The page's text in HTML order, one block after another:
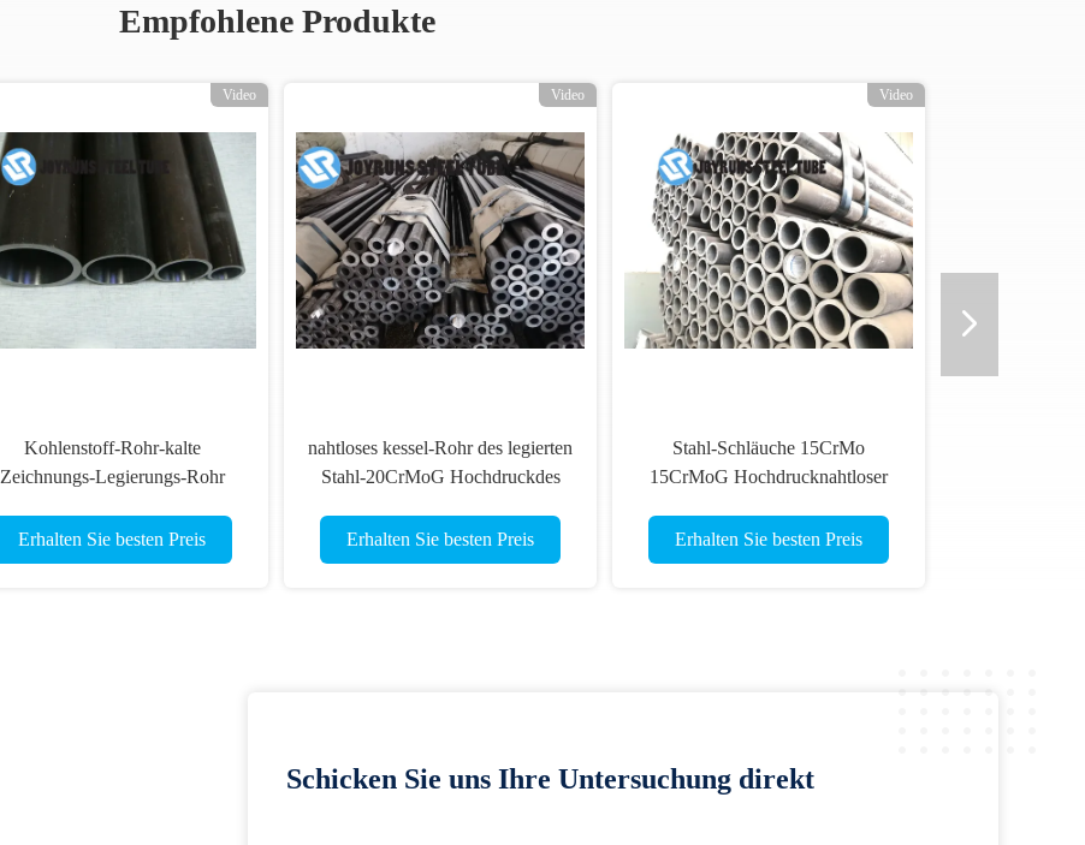
Empfohlene Produkte
Video
Kohlenstoff-Rohr-kalte
Zeichnungs-Legierungs-Rohr
nahtloses
Erhalten Sie besten Preis
Video
nahtloses kessel-Rohr des legierten
Stahl-20CrMoG Hochdruckdes
Erhalten Sie besten Preis
Video
Stahl-Schläuche 15CrMo
15CrMoG Hochdrucknahtloser
Erhalten Sie besten Preis
Schicken Sie uns Ihre Untersuchung direkt